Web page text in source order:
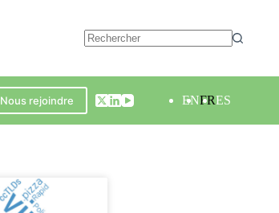
Nous rejoindre ENFRES